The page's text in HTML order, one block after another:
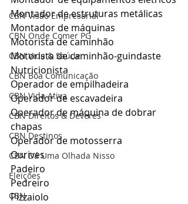
CBN Visão Empresarial
CBN Onde Comer PG
CBN Vida & Saúde
CBN Boa Comunicação
CBN Vida Ativa
CBN Direitos & Deveres
CBN Destinos
CBN Dá Uma Olhada Nisso
Eleições
CBN
Montador de estruturas metálicas
Montador de máquinas
Motorista de caminhão
Motorista de caminhão-guindaste
Nutricionista
Operador de empilhadeira
Operador de escavadeira
Operador de máquina de dobrar
chapas
Operador de motosserra
Ourives
Padeiro
Pedreiro
Pizzaiolo